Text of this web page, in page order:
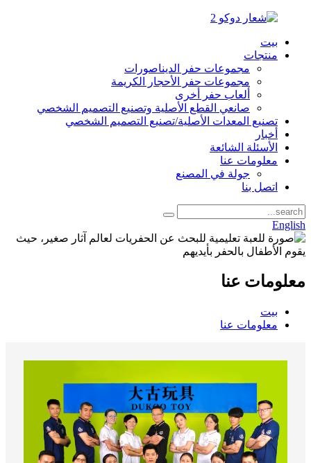
بيت
منتجات
مجموعات حفر الديناصورات
مجموعات حفر الأحجار الكريمة
ألعاب حفر أخرى
صانعي القطع الأصلية وتصنيع التصميم الشخصي
تصنيع المعدات الأصلية/تصنيع التصميم الشخصي
أخبار
الأسئلة الشائعة
معلومات عنا
جولة في المصنع
اتصل بنا
English
معلومات عنا
بيت
معلومات عنا